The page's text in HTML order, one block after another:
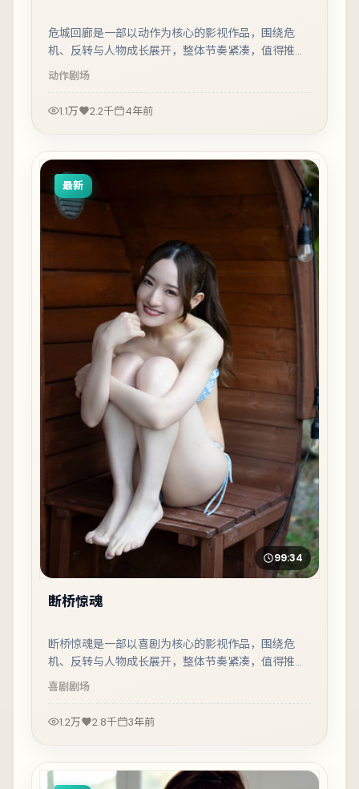
危城回廊是一部以动作为核心的影视作品，围绕危
机、反转与人物成长展开，整体节奏紧凑，值得推荐
观看。
动作剧场
1.1万 2.2千 4年前
最新
99:34
断桥惊魂
断桥惊魂是一部以喜剧为核心的影视作品，围绕危
机、反转与人物成长展开，整体节奏紧凑，值得推荐
观看。
喜剧剧场
1.2万 2.8千 3年前